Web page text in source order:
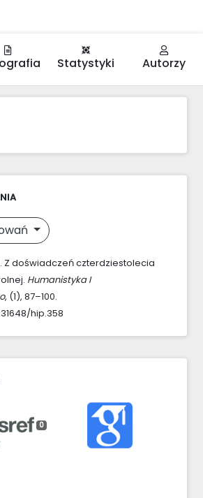
Statystyki Autorzy
Z doświadczeń czterdziestolecia
Humanistyka I
, (1), 87–100.
hip.358
0